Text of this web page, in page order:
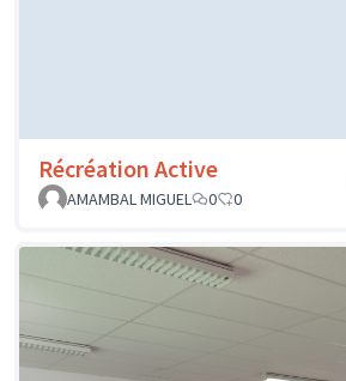
Récréation Active
AMAMBAL MIGUEL
0 0